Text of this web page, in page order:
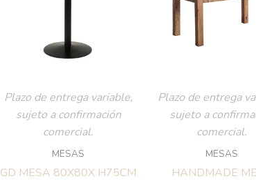
Plazo de entrega variable,
sujeto a confirmación
comercial.
MESAS
GD MESA 80X80X H75CM
Plazo de entrega
sujeto a
comercial.
MESAS
HANDMADE